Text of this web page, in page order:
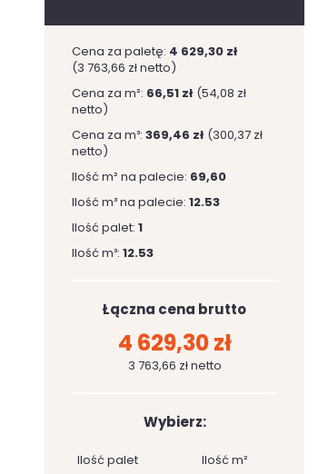
Cena za paletę: 4 629,30 zł
(3 763,66 zł netto)
Cena za m²: 66,51 zł (54,08 zł
netto)
Cena za m³: 369,46 zł (300,37 zł
netto)
Ilość m² na palecie: 69,60
Ilość m³ na palecie: 12.53
Ilość palet: 1
Ilość m³: 12.53
Łączna cena brutto
4 629,30 zł
3 763,66 zł netto
Wybierz:
Ilość palet
Ilość m²